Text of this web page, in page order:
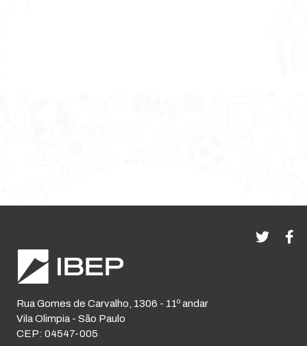
Rua Gomes de Carvalho, 1306 - 11º andar
Vila Olimpia - São Paulo
CEP: 04547-005